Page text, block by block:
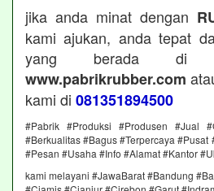
jika anda minat dengan
kami ajukan, anda tepat
yang berada di
www.pabrikrubber.com
kami di 081351894500
#Pabrik #Produksi #Produsen #Jual
#Berkualitas #Bagus #Terpercaya #Pusat
#Pesan #Usaha #Info #Alamat #Kantor
kami melayani #JawaBarat #Bandung